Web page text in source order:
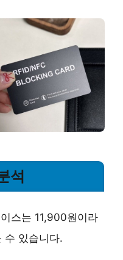
석
스는 11,900원이라
수 있습니다.